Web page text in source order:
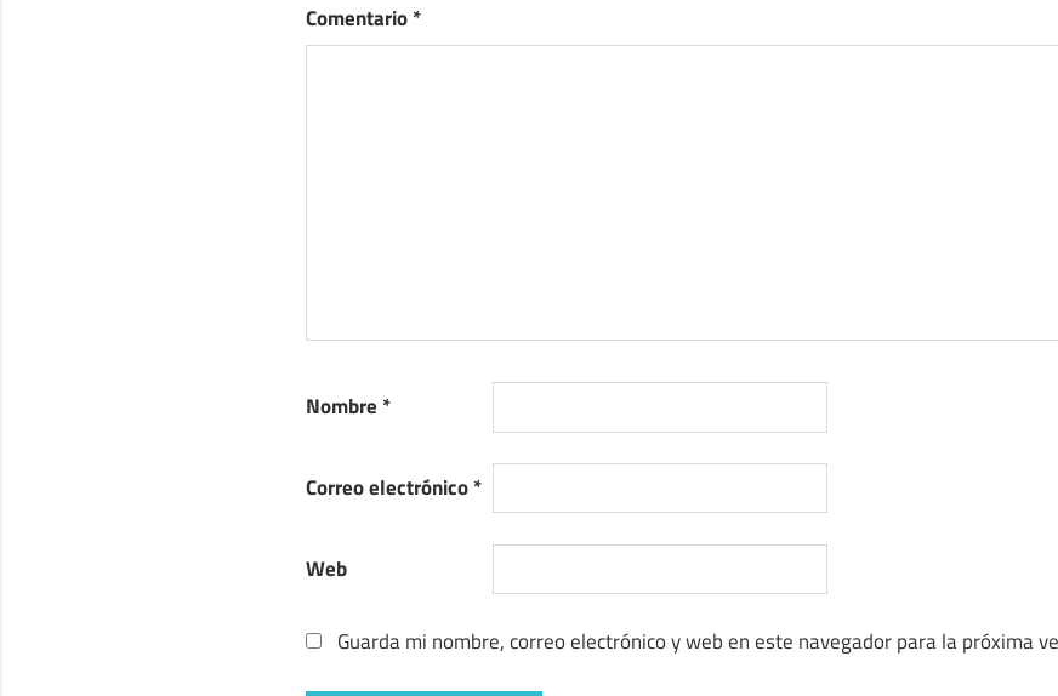
Comentario*
Nombre *
Correo electrónico*
Web
Guarda mi nombre, correo electrónico y web en este navegador para la próxima